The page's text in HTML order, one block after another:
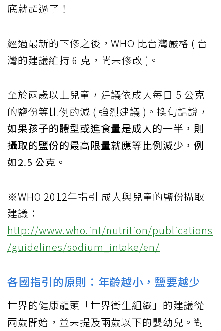
底就超過了！
經過最新的下修之後，WHO 比台灣嚴格 ( 台
灣的建議維持 6 克，尚未修改 )。
至於兩歲以上兒童，建議依成人每日 5 公克
的鹽份等比例酌減 ( 強烈建議 )。換句話說，
如果孩子的體型或進食量是成人的一半，則
攝取的鹽份的最高限量就應等比例減少，例
如2.5 公克。
※WHO 2012年指引 成人與兒童的鹽份攝取
建議：
http://www.who.int/nutrition/publications
/guidelines/sodium_intake/en/
各國指引的原則：年齡越小，鹽要越少
世界的健康龍頭「世界衛生組織」的建議從
兩歲開始，並未提及兩歲以下的嬰幼兒。對